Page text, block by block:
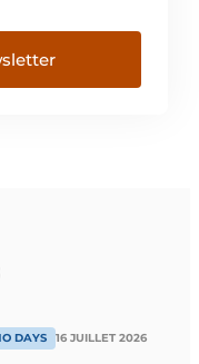
DAYS 16 JUILLET 2026